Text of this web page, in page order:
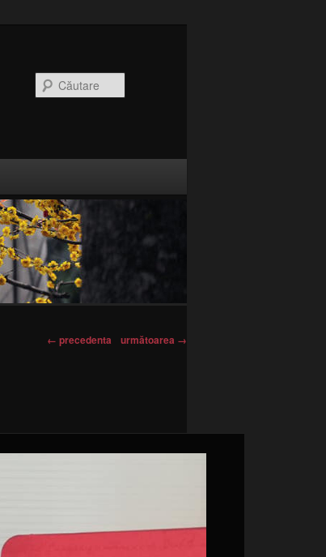
Navigare imagine
← precedenta următoarea →